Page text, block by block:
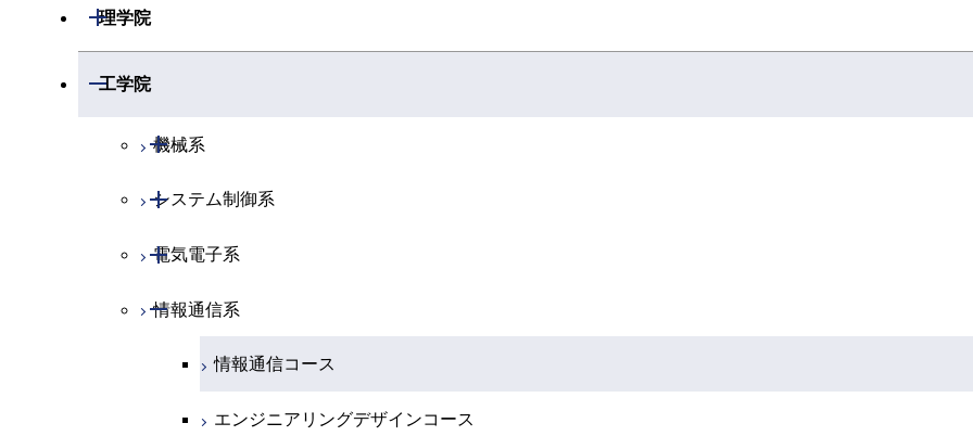
理学院
開閉
物理学系
物理学コース
物質・情報卓越コース
化学系
化学コース
エネルギーコース
エネルギー・情報コース
物質・情報卓越コース
地球惑星科学系
地球惑星科学コース
地球生命コース
専門科目
工学院
開閉
機械系
開閉
機械コース
エネルギーコース
エネルギー・情報コース
エンジニアリングデザインコース
ライフエンジニアリングコース
システム制御系
開閉
システム制御コース
エンジニアリングデザインコース
人間医療科学技術コース
電気電子系
開閉
電気電子コース
エネルギーコース
エネルギー・情報コース
情報通信系
開閉
情報通信コース
エンジニアリングデザインコース